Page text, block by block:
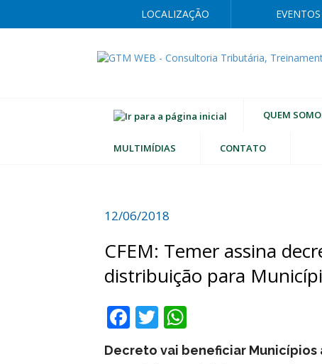
LOCALIZAÇÃO EVENTOS
QUEM
MULTIMÍDIAS CONTATO
12/06/2018
CFEM: Temer assina
distribuição para
FacebookTwitter
Decreto vai beneficiar